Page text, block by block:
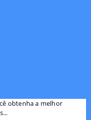
obtenha a melhor